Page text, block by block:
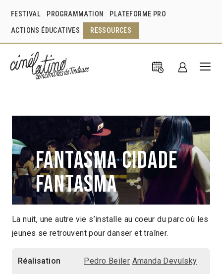
FESTIVAL PROGRAMMATION PLATEFORME PRO
ACTIONS ÉDUCATIVES RESSOURCES
Fantasma cidade
fantasma
Pedro Beiler Amanda Devulsky Brésil
2016
13min
2018 > Compétition Court-métrage
La nuit, une autre vie s’installe au coeur du parc où les
jeunes se retrouvent pour danser et traîner.
Réalisation Pedro Beiler Amanda Devulsky